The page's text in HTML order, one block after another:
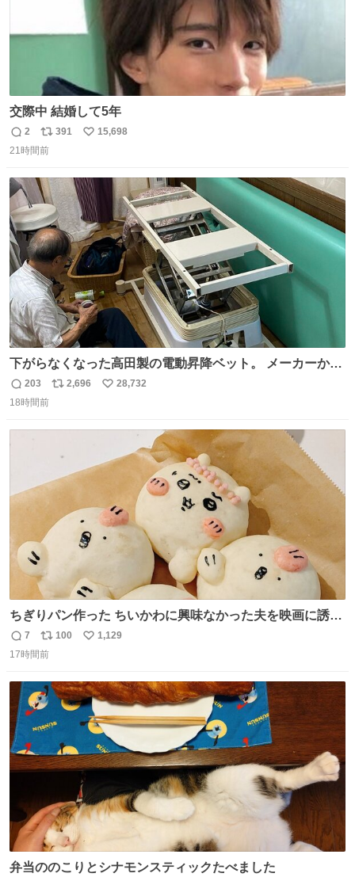
交際中 結婚して5年
返
信
2
リ
ポ
ト
数
391
い
数
15,698
21時間前
下がらなくなった高田製の電動昇降ベット。 メーカーから
は、完全に見放されたんですが、 見事に85歳の父が治しま
した。 うちの父は、トヨタカローラのボディをオート生産
の配線をハンダで修理している横で、
返
信
203
リ
数
2,696
い
28,732
18時間前
ちぎりパン作った ちいかわに興味なかった夫を映画に誘い
出すことに成功したからさァ、永遠のいのち食べさせてか
ら観に行くねッ🎫
返
信
7
リ
ポ
ト
数
100
い
数
1,129
17時間前
弁当ののこりとシナモンスティックたべました